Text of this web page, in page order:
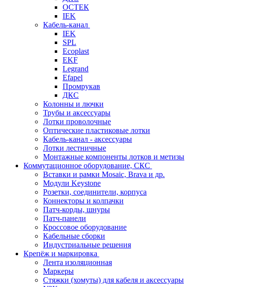
ОСТЕК
IEK
Кабель-канал
IEK
SPL
Ecoplast
EKF
Legrand
Efapel
Промрукав
ДКС
Колонны и лючки
Трубы и аксессуары
Лотки проволочные
Оптические пластиковые лотки
Кабель-канал - аксессуары
Лотки лестничные
Монтажные компоненты лотков и метизы
Коммутационное оборудование, СКС
Вставки и рамки Mosaic, Brava и др.
Модули Keystone
Розетки, соединители, корпуса
Коннекторы и колпачки
Патч-корды, шнуры
Патч-панели
Кроссовое оборудование
Кабельные сборки
Индустриальные решения
Крепёж и маркировка
Лента изоляционная
Маркеры
Стяжки (хомуты) для кабеля и аксессуары